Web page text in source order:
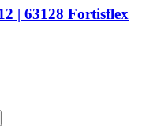
| 63128 Fortisflex